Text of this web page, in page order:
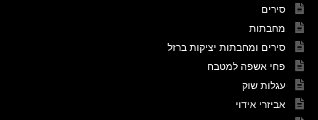
סירים
מחבתות
סירים ומחבתות יציקות ברזל
פחי אשפה למטבח
עגלות שוק
אביזרי אידוי